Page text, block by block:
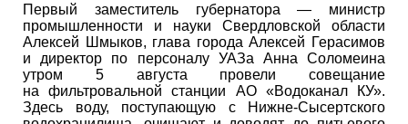
Первый заместитель губернатора — министр
промышленности и науки Свердловской области
Алексей Шмыков, глава города Алексей Герасимов
и директор по персоналу УАЗа Анна Соломеина
утром 5 августа провели совещание
на фильтровальной станции АО «Водоканал КУ».
Здесь воду, поступающую с Нижне-Сысертского